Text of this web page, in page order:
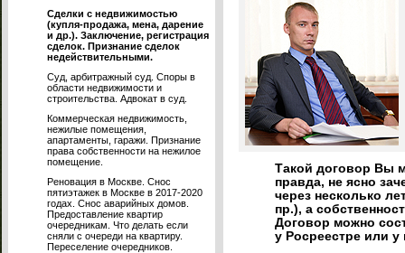
Сделки с недвижимостью
(купля-продажа, мена, дарение
и др.). Заключение, регистрация
сделок. Признание сделок
недействительными.
Суд, арбитражный суд. Споры в
области недвижимости и
строительства. Адвокат в суд.
Коммерческая недвижимость,
нежилые помещения,
апартаменты, гаражи. Признание
права собственности на нежилое
помещение.
Реновация в Москве. Снос
пятиэтажек в Москве в 2017-2020
годах. Снос аварийных домов.
Предоставление квартир
очередникам. Что делать если
сняли с очереди на квартиру.
Переселение очередников.
Такой договор Вы
правда, не ясно
через несколько
пр.), а
Договор можно
у Росреестре или